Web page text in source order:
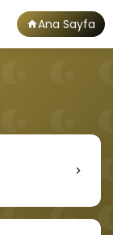
Ana Sayfa